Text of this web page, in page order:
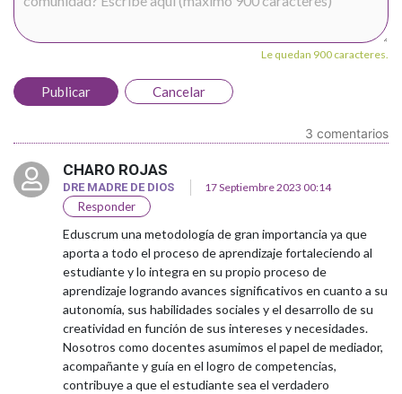
Le quedan 900 caracteres.
Publicar Cancelar
3 comentarios
CHARO ROJAS
DRE MADRE DE DIOS 17 Septiembre 2023 00:14
Responder
Eduscrum una metodología de gran importancia ya que
aporta a todo el proceso de aprendizaje fortaleciendo al
estudiante y lo integra en su propio proceso de
aprendizaje logrando avances significativos en cuanto a su
autonomía, sus habilidades sociales y el desarrollo de su
creatividad en función de sus intereses y necesidades.
Nosotros como docentes asumimos el papel de mediador,
acompañante y guía en el logro de competencias,
contribuye a que el estudiante sea el verdadero